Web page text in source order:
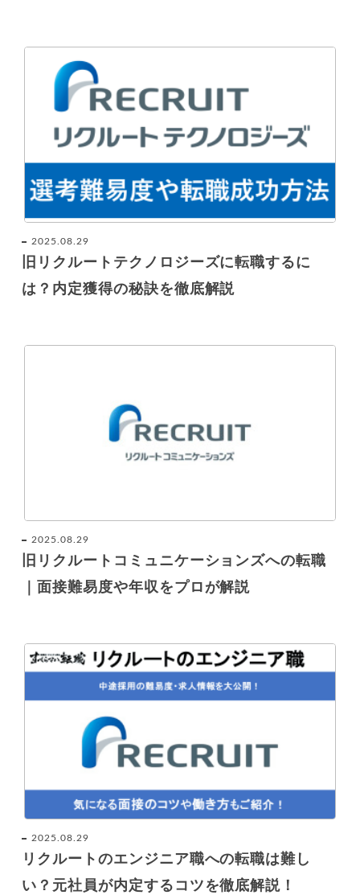
2025.08.29
旧リクルートテクノロジーズに転職するに
は？内定獲得の秘訣を徹底解説
2025.08.29
旧リクルートコミュニケーションズへの転職
｜面接難易度や年収をプロが解説
2025.08.29
リクルートのエンジニア職への転職は難し
い？元社員が内定するコツを徹底解説！